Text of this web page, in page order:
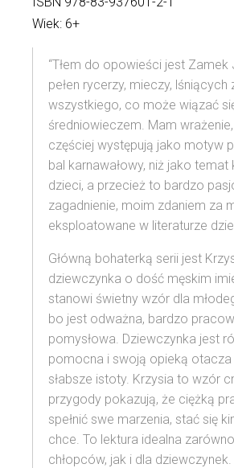
Wiek: 6+
“Tłem do opowieści jest Zamek
pełen rycerzy, mieczy, lśniących
wszystkiego, co może wiązać
średniowieczem. Mam
częściej występują jako motyw
bal karnawałowy, niż jako temat
dzieci, a przecież to bardzo
zagadnienie, moim zdaniem za
eksploatowane w literaturze
Główną bohaterką serii jest
dziewczynka o dość męskim
stanowi świetny wzór dla
bo jest odważna, bardzo
pomysłowa. Dziewczynka jest
pomocna i swoją opieką otacza
słabsze istoty. Krzysia to wzór
przygody pokazują, że ciężką
spełnić swe marzenia, stać się
chce. To lektura idealna
chłopców, jak i dla